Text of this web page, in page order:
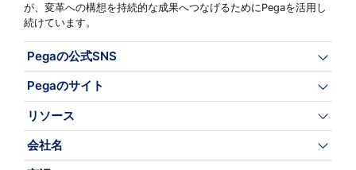
が、変革への構想を持続的な成果へつなげるためにPegaを活用し
続けています。
Pegaの公式SNS
Pegaのサイト
リソース
会社名